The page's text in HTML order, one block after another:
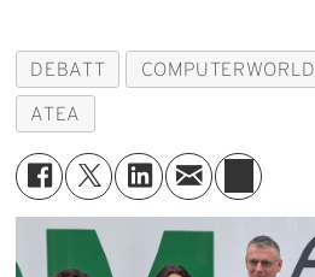
DEBATT COMPUTERWORLD
ATEA